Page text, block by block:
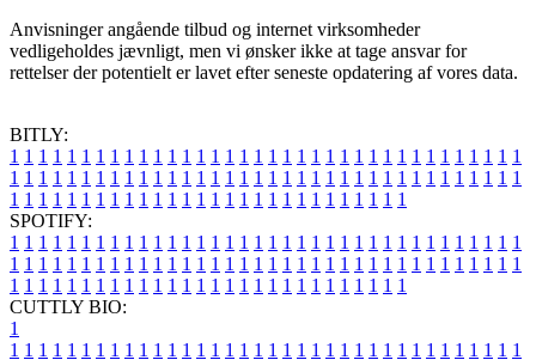
Anvisninger angående tilbud og internet virksomheder
vedligeholdes jævnligt, men vi ønsker ikke at tage ansvar for
rettelser der potentielt er lavet efter seneste opdatering af vores data.
BITLY:
1 1 1 1 1 1 1 1 1 1 1 1 1 1 1 1 1 1 1 1 1 1 1 1 1 1 1 1 1 1 1 1 1 1 1 1
1 1 1 1 1 1 1 1 1 1 1 1 1 1 1 1 1 1 1 1 1 1 1 1 1 1 1 1 1 1 1 1 1 1 1 1
1 1 1 1 1 1 1 1 1 1 1 1 1 1 1 1 1 1 1 1 1 1 1 1 1 1 1 1
SPOTIFY:
1 1 1 1 1 1 1 1 1 1 1 1 1 1 1 1 1 1 1 1 1 1 1 1 1 1 1 1 1 1 1 1 1 1 1 1
1 1 1 1 1 1 1 1 1 1 1 1 1 1 1 1 1 1 1 1 1 1 1 1 1 1 1 1 1 1 1 1 1 1 1 1
1 1 1 1 1 1 1 1 1 1 1 1 1 1 1 1 1 1 1 1 1 1 1 1 1 1 1 1
CUTTLY BIO:
1
1 1 1 1 1 1 1 1 1 1 1 1 1 1 1 1 1 1 1 1 1 1 1 1 1 1 1 1 1 1 1 1 1 1 1 1